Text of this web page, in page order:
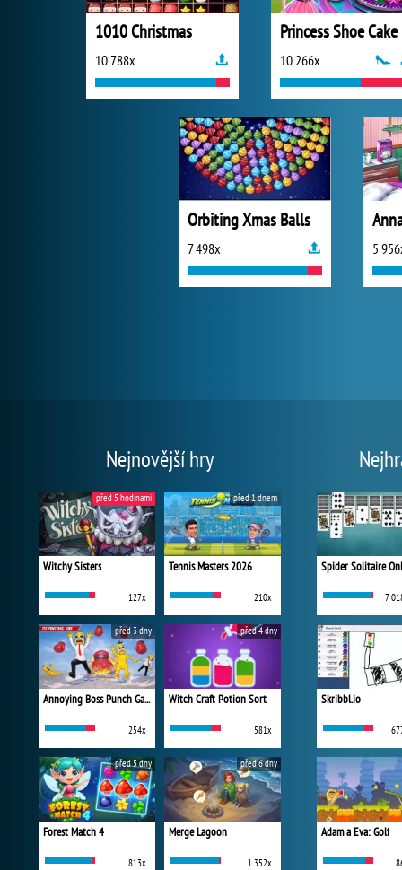
1010 Christmas
10 788x
Princess Shoe Cake
10 266x
Orbiting Xmas Balls
7 498x 5
Nejnovější hry
Witchy Sisters
127x
před 5 hodinami
Tennis Masters 2026
210x
před 1 dnem
Annoying Boss Punch Game
254x
před 3 dny
Witch Craft Potion Sort
581x
před 4 dny
Forest Match 4
813x
před 5 dny
Merge Lagoon
1 352x
před 6 dny
Spider Solitaire
7
Skribbl.io
Adam a Eva: Golf